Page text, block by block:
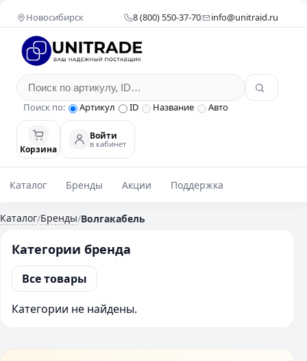
Новосибирск 8 (800) 550-37-70 info@unitraid.ru
Поиск по: Артикул ID Название Авто
Корзина
Войти
в кабинет
Каталог Бренды Акции Поддержка
Каталог/Бренды/Волгакабель
Категории бренда
Все товары
Категории не найдены.